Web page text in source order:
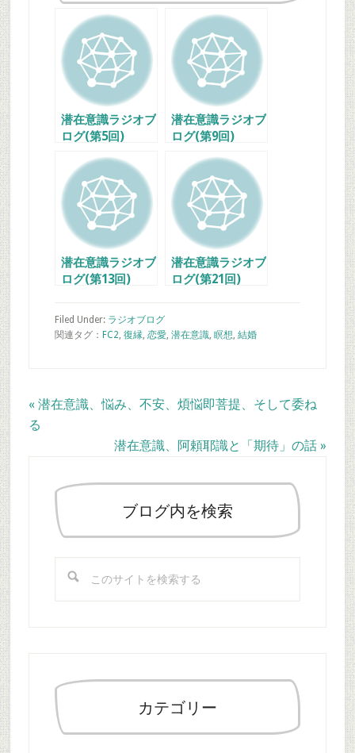
潜在意識ラジオブ
ログ(第5回)
潜在意識ラジオブ
ログ(第9回)
潜在意識ラジオブ
ログ(第13回)
潜在意識ラジオブ
ログ(第21回)
Filed Under: ラジオブログ
関連タグ： FC2, 復縁, 恋愛, 潜在意識, 瞑想, 結婚
Previous
Post:
« 潜在意識、悩み、不安、煩悩即菩提、そして委ね
る
Next
潜在意識、阿頼耶識と「期待」の話 »
ブログ内を検索
検
す
る
カテゴリー